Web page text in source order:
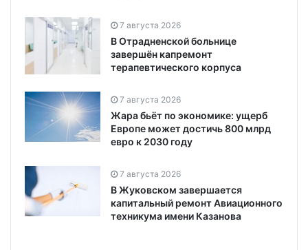
7 августа 2026
В Отрадненской больнице
завершён капремонт
терапевтического корпуса
7 августа 2026
Жара бьёт по экономике: ущерб
Европе может достичь 800 млрд
евро к 2030 году
7 августа 2026
В Жуковском завершается
капитальный ремонт Авиационного
техникума имени Казанова